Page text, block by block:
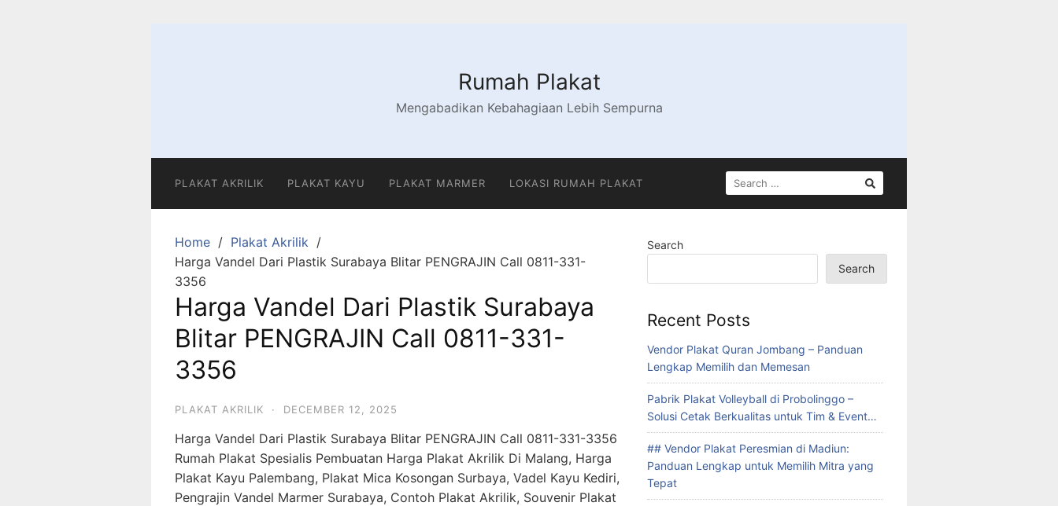
Rumah Plakat
Mengabadikan Kebahagiaan Lebih Sempurna
PLAKAT AKRILIK PLAKAT KAYU PLAKAT MARMER LOKASI RUMAH PLAKAT
SEARCH
FOR:
Home
Plakat Akrilik
Harga Vandel Dari Plastik Surabaya Blitar PENGRAJIN Call 0811-331-
3356
Harga Vandel Dari Plastik Surabaya
Blitar PENGRAJIN Call 0811-331-
3356
PLAKAT AKRILIK · DECEMBER 12, 2025
Harga Vandel Dari Plastik Surabaya Blitar PENGRAJIN Call 0811-331-3356
Rumah Plakat Spesialis Pembuatan Harga Plakat Akrilik Di Malang, Harga
Plakat Kayu Palembang, Plakat Mica Kosongan Surbaya, Vadel Kayu Kediri,
Pengrajin Vandel Marmer Surabaya, Contoh Plakat Akrilik, Souvenir Plakat
Search
Search
Recent Posts
Vendor Plakat Quran Jombang – Panduan
Lengkap Memilih dan Memesan
Pabrik Plakat Volleyball di Probolinggo –
Solusi Cetak Berkualitas untuk Tim & Event…
## Vendor Plakat Peresmian di Madiun:
Panduan Lengkap untuk Memilih Mitra yang
Tepat